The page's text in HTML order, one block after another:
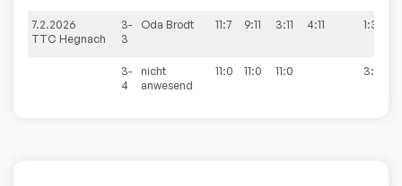
7.2.2026
TTC Hegnach
3-
3
Oda Brodt 11:7 9:11 3:11 4:11 1:3
3-
4
nicht
anwesend
11:0 11:0 11:0 3:0